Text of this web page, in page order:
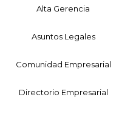
Alta Gerencia
Asuntos Legales
Comunidad Empresarial
Directorio Empresarial